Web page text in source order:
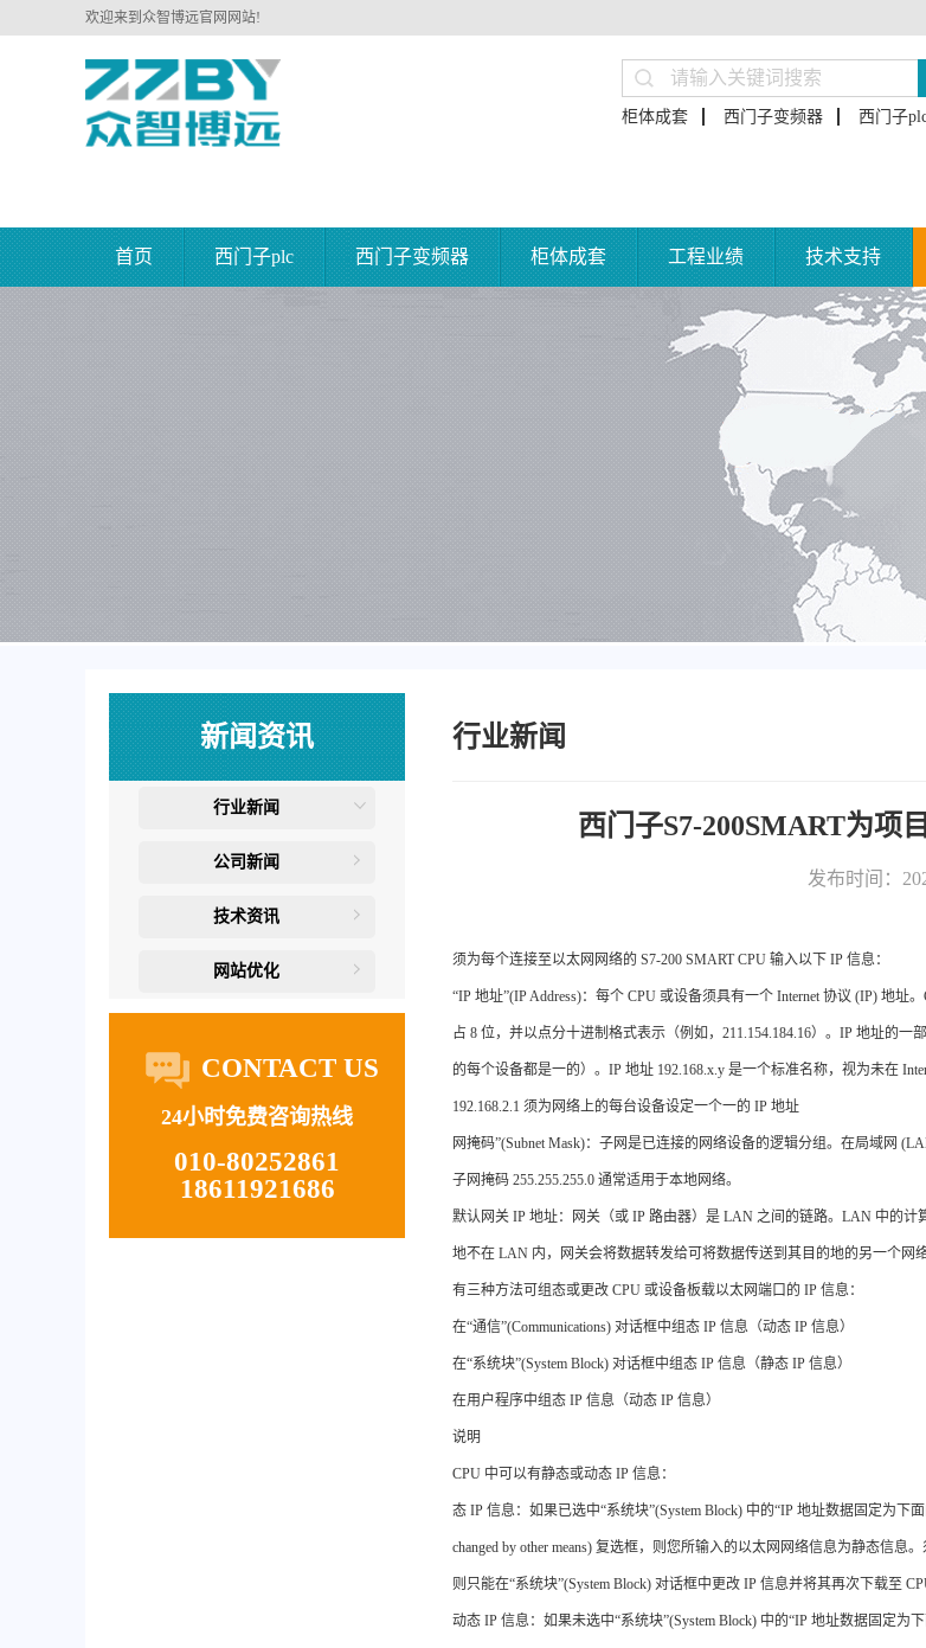
欢迎来到众智博远官网网站!
柜体成套 西门子变频器 西门子
首页 西门子plc 西门子变频器 柜体成套 工程业绩 技术支持
新闻资讯
行业新闻
公司新闻
技术资讯
网站优化
CONTACT US
24小时免费咨询热线
010-80252861
18611921686
行业新闻
西门子S7-200SMART为项
发布时间：
须为每个连接至以太网网络的 S7‑200 SMART CPU 输入以下 IP 信息：
“IP 地址”(IP Address)：每个 CPU 或设备须具有一个 Internet 协议 (IP) 地
占 8 位，并以点分十进制格式表示（例如，211.154.184.16）。IP 地址的
的每个设备都是一的）。IP 地址 192.168.x.y 是一个标准名称，视为未在
192.168.2.1 须为网络上的每台设备设定一个一的 IP 地址
网掩码”(Subnet Mask)：子网是已连接的网络设备的逻辑分组。在局域网
子网掩码 255.255.255.0 通常适用于本地网络。
默认网关 IP 地址：网关（或 IP 路由器）是 LAN 之间的链路。LAN 中的
地不在 LAN 内，网关会将数据转发给可将数据传送到其目的地的另一个网
有三种方法可组态或更改 CPU 或设备板载以太网端口的 IP 信息：
在“通信”(Communications) 对话框中组态 IP 信息（动态 IP 信息）
在“系统块”(System Block) 对话框中组态 IP 信息（静态 IP 信息）
在用户程序中组态 IP 信息（动态 IP 信息）
说明
CPU 中可以有静态或动态 IP 信息：
态 IP 信息：如果已选中“系统块”(System Block) 中的“IP 地址数据固定为下面
changed by other means) 复选框，则您所输入的以太网网络信息为静态信
则只能在“系统块”(System Block) 对话框中更改 IP 信息并将其再次下载至
动态 IP 信息：如果未选中“系统块”(System Block) 中的“IP 地址数据固定为下